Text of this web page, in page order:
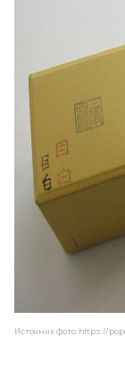
Источник фото:https://